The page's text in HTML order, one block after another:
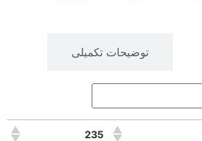
توضیحات تکمیلی
235